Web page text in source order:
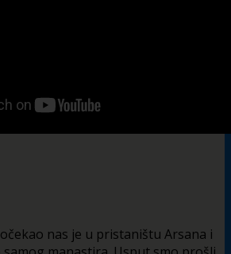
nas je u pristaništu Arsana i